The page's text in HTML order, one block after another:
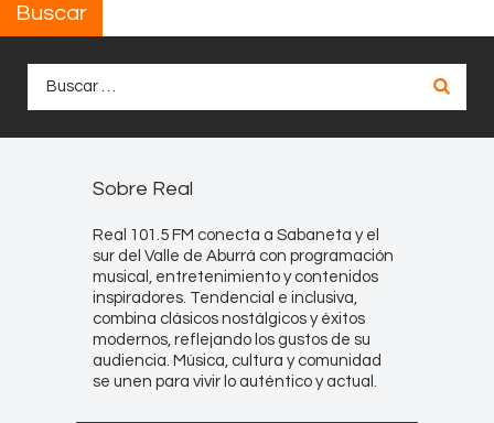
Buscar
Sobre Real
Real 101.5 FM conecta a Sabaneta y el
sur del Valle de Aburrá con programación
musical, entretenimiento y contenidos
inspiradores. Tendencial e inclusiva,
combina clásicos nostálgicos y éxitos
modernos, reflejando los gustos de su
audiencia. Música, cultura y comunidad
se unen para vivir lo auténtico y actual.